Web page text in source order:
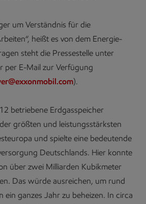
um Verständnis für die
heißt es von dem Energie-
steht die Pressestelle unter
E-Mail zur Verfügung
).
betriebene Erdgasspeicher
größten und leistungsstärksten
und spielte eine bedeutende
Deutschlands. Hier konnte
über zwei Milliarden Kubikmeter
Das würde ausreichen, um rund
ein ganzes Jahr zu beheizen. In circa